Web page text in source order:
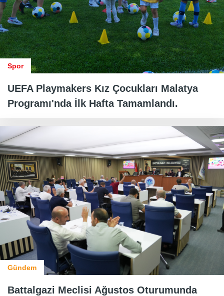
Spor
UEFA Playmakers Kız Çocukları Malatya
Programı'nda İlk Hafta Tamamlandı.
Gündem
Battalgazi Meclisi Ağustos Oturumunda